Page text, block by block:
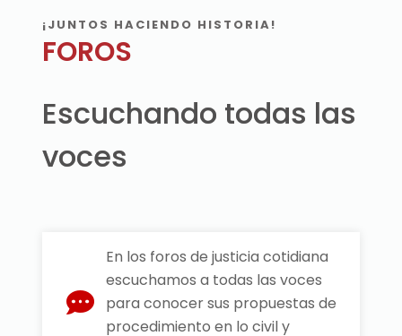
FOROS
Escuchando todas las
En los foros de justicia cotidiana
escuchamos a todas las voces